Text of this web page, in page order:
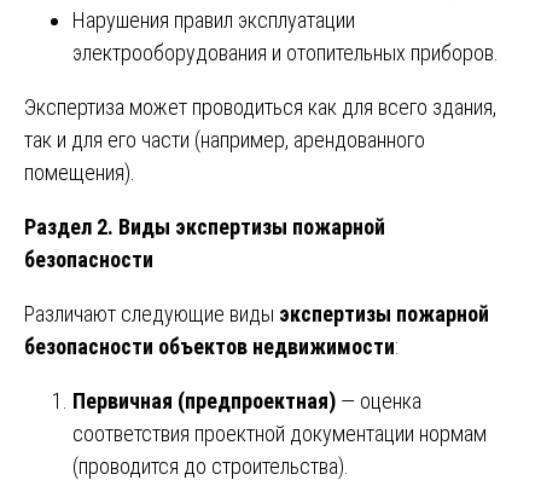
Нарушения правил эксплуатации
электрооборудования и отопительных приборов.
Экспертиза может проводиться как для всего здания,
так и для его части (например, арендованного
помещения).
Раздел 2. Виды экспертизы пожарной
безопасности
Различают следующие виды экспертизы пожарной
безопасности объектов недвижимости:
Первичная (предпроектная) — оценка
соответствия проектной документации нормам
(проводится до строительства).